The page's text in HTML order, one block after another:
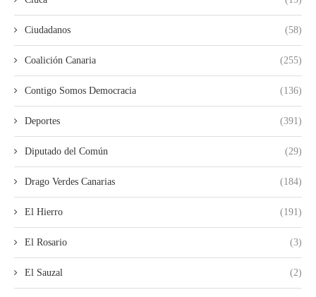
Ciudadanos (58)
Coalición Canaria (255)
Contigo Somos Democracia (136)
Deportes (391)
Diputado del Común (29)
Drago Verdes Canarias (184)
El Hierro (191)
El Rosario (3)
El Sauzal (2)